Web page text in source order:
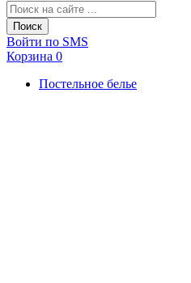
Поиск
Войти по SMS
Корзина 0
Постельное белье